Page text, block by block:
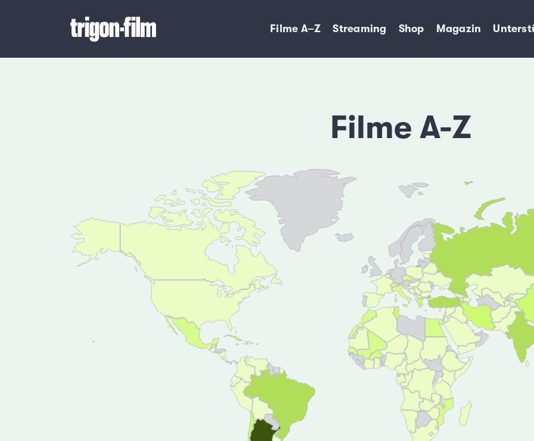
Filme A–Z Streaming Shop Magazin
Filme A-Z